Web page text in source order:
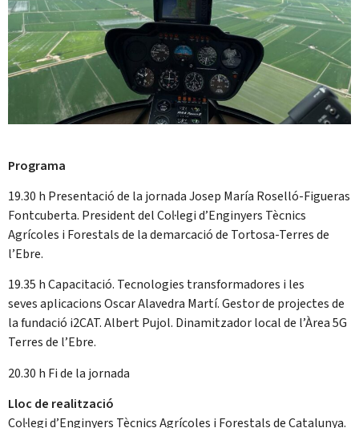
Programa
19.30 h Presentació de la jornada Josep María Roselló-Figueras
Fontcuberta. President del Col·legi d’Enginyers Tècnics
Agrícoles i Forestals de la demarcació de Tortosa-Terres de
l’Ebre.
19.35 h Capacitació. Tecnologies transformadores i les
seves aplicacions Oscar Alavedra Martí. Gestor de projectes de
la fundació i2CAT. Albert Pujol. Dinamitzador local de l’Àrea 5G
Terres de l’Ebre.
20.30 h Fi de la jornada
Lloc de realització
Col·legi d’Enginyers Tècnics Agrícoles i Forestals de Catalunya.